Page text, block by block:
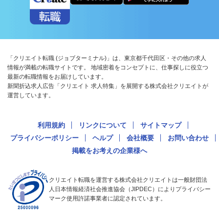
「クリエイト転職 (ジョブターミナル)」は、東京都千代田区・その他の求人
情報が満載の転職サイトです。 地域密着をコンセプトに、仕事探しに役立つ
最新の転職情報をお届けしています。
新聞折込求人広告「クリエイト 求人特集」を展開する株式会社クリエイトが
運営しています。
利用規約 リンクについて
サイトマップ
プライバシーポリシー
ヘルプ 会社概要
お問い合わせ
掲載をお考えの企業様へ
クリエイト転職を運営する株式会社クリエイトは一般財団法
人日本情報経済社会推進協会（JIPDEC）によりプライバシー
マーク使用許諾事業者に認定されています。